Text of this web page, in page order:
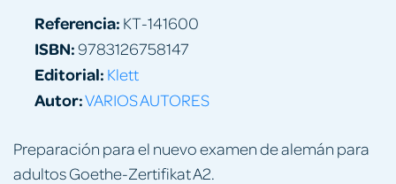
Preparación para el nuevo examen de alemán para
adultos Goethe-Zertifikat A2.
Referencia: KT-141600
ISBN:9783126758147
Editorial: Klett
Autor:VARIOS AUTORES